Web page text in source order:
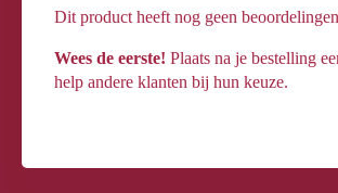
Dit product heeft nog geen
Wees de eerste! Plaats na je bestelling
help andere klanten bij hun keuze.